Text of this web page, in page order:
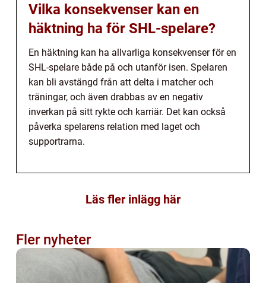
Vilka konsekvenser kan en
häktning ha för SHL-spelare?
En häktning kan ha allvarliga konsekvenser för en
SHL-spelare både på och utanför isen. Spelaren
kan bli avstängd från att delta i matcher och
träningar, och även drabbas av en negativ
inverkan på sitt rykte och karriär. Det kan också
påverka spelarens relation med laget och
supportrarna.
Läs fler inlägg här
Fler nyheter